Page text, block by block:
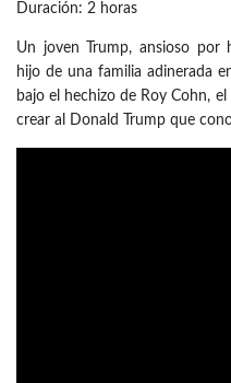
Duración: 2 horas
Un joven Trump, ansioso por
hijo de una familia adinerada
bajo el hechizo de Roy Cohn,
crear al Donald Trump que